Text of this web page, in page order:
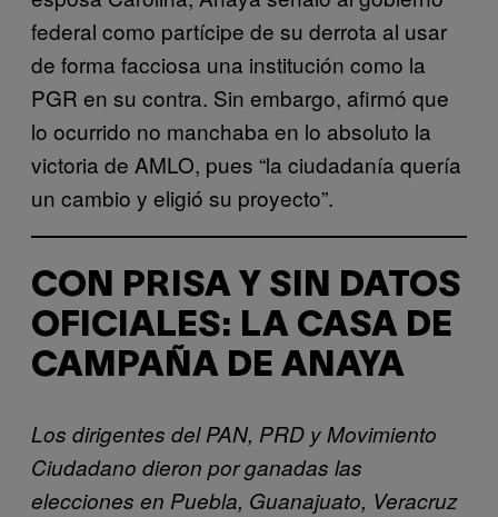
federal como partícipe de su derrota al usar
de forma facciosa una institución como la
PGR en su contra. Sin embargo, afirmó que
lo ocurrido no manchaba en lo absoluto la
victoria de AMLO, pues “la ciudadanía quería
un cambio y eligió su proyecto”.
CON PRISA Y SIN DATOS
OFICIALES: LA CASA DE
CAMPAÑA DE ANAYA
Los dirigentes del PAN, PRD y Movimiento
Ciudadano dieron por ganadas las
elecciones en Puebla, Guanajuato, Veracruz